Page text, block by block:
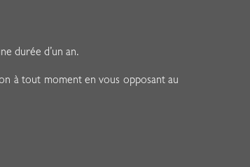
durée d’un an.
à tout moment en vous opposant au